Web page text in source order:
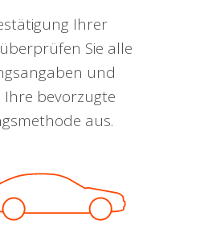
Ihrer
Sie alle
und
bevorzugte
aus.